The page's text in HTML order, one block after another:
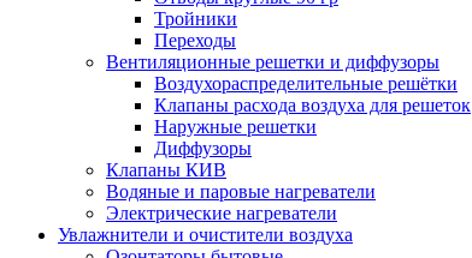
Тройники
Переходы
Вентиляционные решетки и диффузоры
Воздухораспределительные решётки
Клапаны расхода воздуха для решеток
Наружные решетки
Диффузоры
Клапаны КИВ
Водяные и паровые нагреватели
Электрические нагреватели
Увлажнители и очистители воздуха